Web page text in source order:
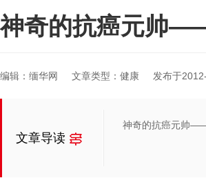
神奇的抗癌元帅
编辑：缅华网 文章类型：健康 发布于
文章导读
神奇的抗癌元帅